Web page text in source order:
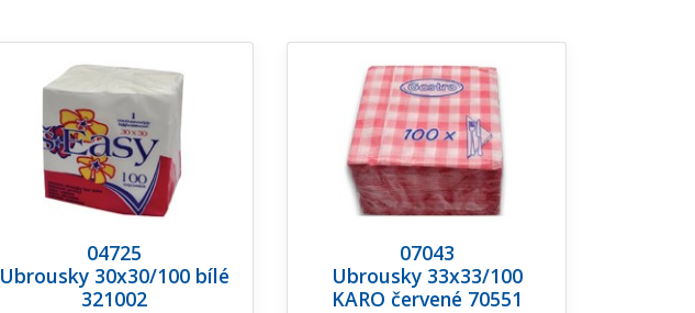
04725
Ubrousky 30x30/100 bílé
321002
07043
Ubrousky 33x33/100
KARO červené 70551